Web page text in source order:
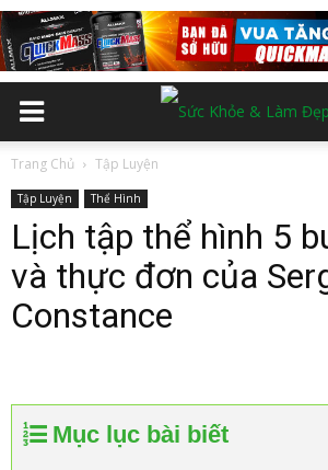
Trang Chủ Tập Luyện
Tập Luyện Thể Hình
Lịch tập thể hình 5
và thực đơn của
Constance
Mục lục bài biết